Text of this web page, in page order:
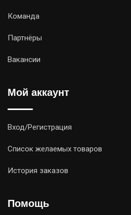
Команда
Партнёры
Вакансии
Мой аккаунт
Вход/Регистрация
Список желаемых товаров
История заказов
Помощь